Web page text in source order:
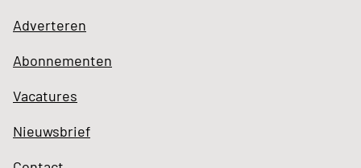
Adverteren
Abonnementen
Vacatures
Nieuwsbrief